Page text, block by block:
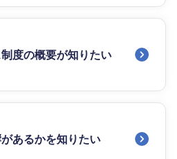
度の概要が知りたい
あるかを知りたい